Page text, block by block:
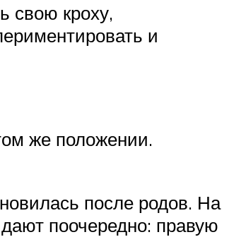
свою кроху,
и
же положении.
после родов. На
поочередно: правую